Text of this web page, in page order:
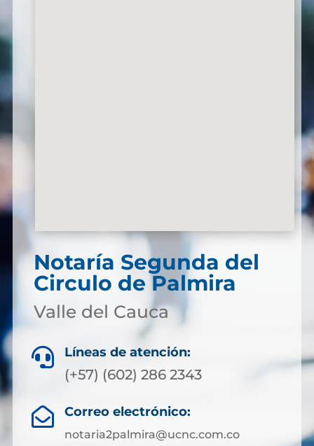
Notaría Segunda del
Circulo de Palmira
Valle del Cauca
 Líneas de atención:
(+57) (602) 286 2343
 Correo electrónico:
notaria2palmira@ucnc.com.co